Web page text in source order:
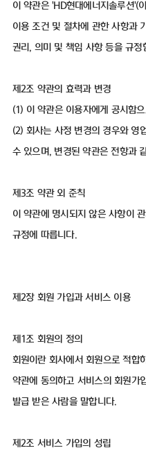
이 약관은 'HD현대에너지솔루션'(
이용 조건 및 절차에 관한 사항과
권리, 의미 및 책임 사항 등을 규정
제2조 약관의 효력과 변경
(1) 이 약관은 이용자에게 공시함
(2) 회사는 사정 변경의 경우와 영
수 있으며, 변경된 약관은 전항과
제3조 약관 외 준칙
이 약관에 명시되지 않은 사항이
규정에 따릅니다.
제2장 회원 가입과 서비스 이용
제1조 회원의 정의
회원이란 회사에서 회원으로 적합
약관에 동의하고 서비스의 회원가
발급 받은 사람을 말합니다.
제2조 서비스 가입의 성립